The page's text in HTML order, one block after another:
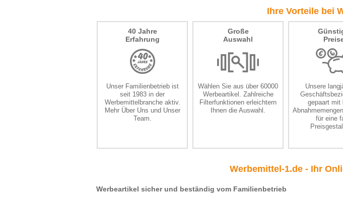
Ihre Vorteile bei
40 Jahre
Erfahrung
Unser Familienbetrieb ist
seit 1983 in der
Werbemittelbranche aktiv.
Mehr Über Uns und Unser
Team.
Große
Auswahl
Wählen Sie aus über 60000
Werbeartikel. Zahlreiche
Filterfunktionen erleichtern
Ihnen die Auswahl.
Unsere
gepaart mit
für eine
Werbemittel-1.de - Ihr
Werbeartikel sicher und beständig vom Familienbetrieb